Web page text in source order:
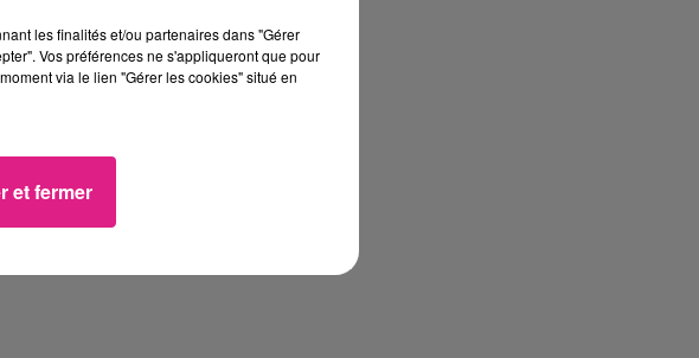
les finalités et/ou partenaires dans "Gérer
Vos préférences ne s'appliqueront que pour
via le lien "Gérer les cookies" situé en
et fermer